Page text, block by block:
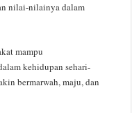
nilai-nilainya dalam
mampu
kehidupan sehari-
bermarwah, maju, dan